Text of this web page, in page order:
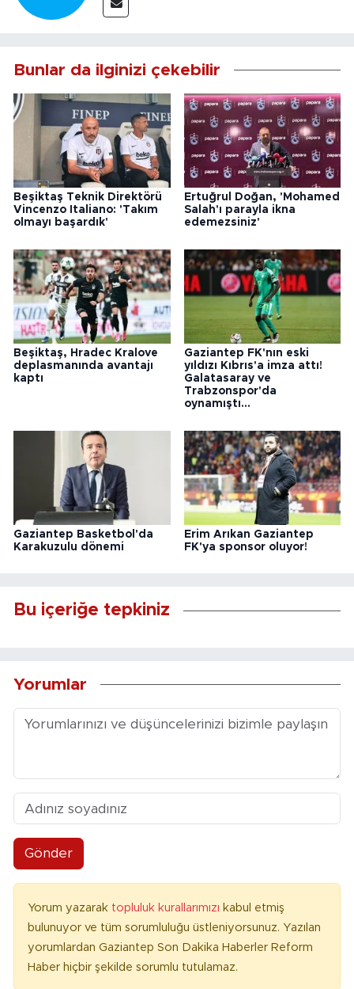
Bunlar da ilginizi çekebilir
Beşiktaş Teknik Direktörü
Vincenzo Italiano: 'Takım
olmayı başardık'
Ertuğrul Doğan, 'Mohamed
Salah'ı parayla ikna
edemezsiniz'
Beşiktaş, Hradec Kralove
deplasmanında avantajı
kaptı
Gaziantep FK'nın eski
yıldızı Kıbrıs'a imza attı!
Galatasaray ve
Trabzonspor'da
oynamıştı...
Gaziantep Basketbol'da
Karakuzulu dönemi
Erim Arıkan Gaziantep
FK'ya sponsor oluyor!
Bu içeriğe tepkiniz
Yorumlar
Gönder
Yorum yazarak topluluk kurallarımızı kabul etmiş
bulunuyor ve tüm sorumluluğu üstleniyorsunuz. Yazılan
yorumlardan Gaziantep Son Dakika Haberler Reform
Haber hiçbir şekilde sorumlu tutulamaz.